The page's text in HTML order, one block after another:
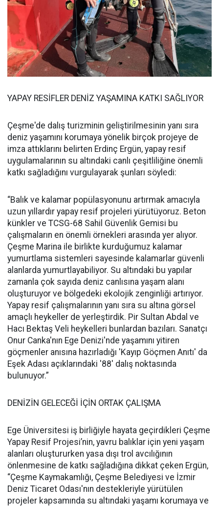
YAPAY RESİFLER DENİZ YAŞAMINA KATKI SAĞLIYOR
Çeşme'de dalış turizminin geliştirilmesinin yanı sıra
deniz yaşamını korumaya yönelik birçok projeye de
imza attıklarını belirten Erdinç Ergün, yapay resif
uygulamalarının su altındaki canlı çeşitliliğine önemli
katkı sağladığını vurgulayarak şunları söyledi:
“Balık ve kalamar popülasyonunu artırmak amacıyla
uzun yıllardır yapay resif projeleri yürütüyoruz. Beton
künkler ve TCSG-68 Sahil Güvenlik Gemisi bu
çalışmaların en önemli örnekleri arasında yer alıyor.
Çeşme Marina ile birlikte kurduğumuz kalamar
yumurtlama sistemleri sayesinde kalamarlar güvenli
alanlarda yumurtlayabiliyor. Su altındaki bu yapılar
zamanla çok sayıda deniz canlısına yaşam alanı
oluşturuyor ve bölgedeki ekolojik zenginliği artırıyor.
Yapay resif çalışmalarının yanı sıra su altına görsel
amaçlı heykeller de yerleştirdik. Pir Sultan Abdal ve
Hacı Bektaş Veli heykelleri bunlardan bazıları. Sanatçı
Onur Canka'nın Ege Denizi'nde yaşamını yitiren
göçmenler anısına hazırladığı 'Kayıp Göçmen Anıtı' da
Eşek Adası açıklarındaki '88' dalış noktasında
bulunuyor.”
DENİZİN GELECEĞİ İÇİN ORTAK ÇALIŞMA
Ege Üniversitesi iş birliğiyle hayata geçirdikleri Çeşme
Yapay Resif Projesi’nin, yavru balıklar için yeni yaşam
alanları oluştururken yasa dışı trol avcılığının
önlenmesine de katkı sağladığına dikkat çeken Ergün,
“Çeşme Kaymakamlığı, Çeşme Belediyesi ve İzmir
Deniz Ticaret Odası'nın destekleriyle yürütülen
projeler kapsamında su altındaki yaşamı korumaya ve